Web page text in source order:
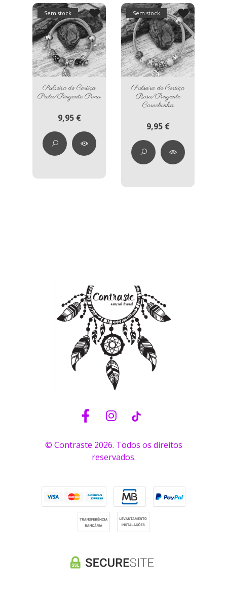
Sem stock
Pulseira de Cortiça
Preta/Pingente Pena
9,95 €
Sem stock
Pulseira de Cortiça
Rosa/Pingente
Carochinha
9,95 €
© Contraste 2026. Todos os direitos
reservados.